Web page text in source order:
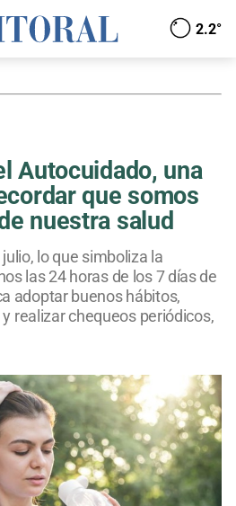
2.2°
Autocuidado, una
que somos
nuestra salud
lo que simboliza la
las 24 horas de los 7 días de
adoptar buenos hábitos,
realizar chequeos periódicos,